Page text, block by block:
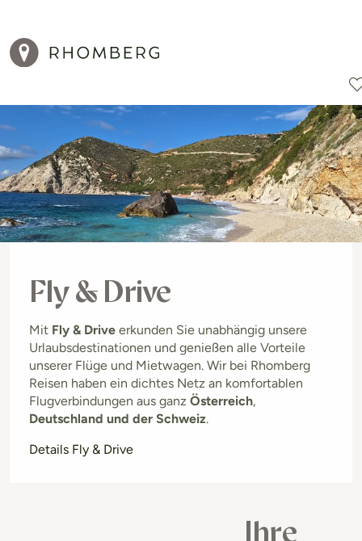
Reiseziele Reisearten Aktionen
Fly & Drive
Mit Fly & Drive erkunden Sie unabhängig unsere
Urlaubsdestinationen und genießen alle Vorteile
unserer Flüge und Mietwagen. Wir bei Rhomberg
Reisen haben ein dichtes Netz an komfortablen
Flugverbindungen aus ganz Österreich,
Deutschland und der Schweiz.
Details Fly & Drive
Ihre